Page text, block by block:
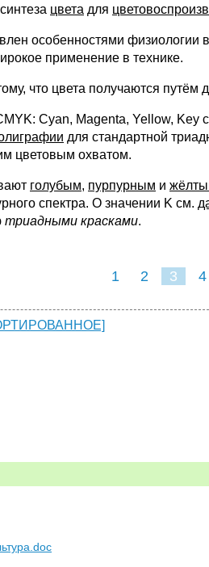
цвета для
особенностями физиологии
применение в технике.
что цвета получаются путём
Cyan, Magenta, Yellow, Key
для стандартной
цветовым охватом.
голубым, пурпурным и
спектра. О значении K см.
триадными красками.
1 2 3 4